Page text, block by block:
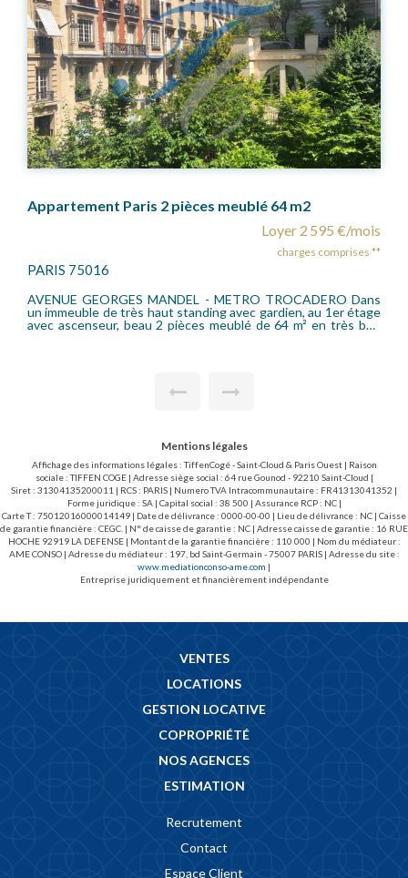
Appartement Paris 2 pièces meublé 64 m2
Loyer 2 595 €/mois
charges comprises **
PARIS 75016
AVENUE GEORGES MANDEL - METRO TROCADERO Dans
un immeuble de très haut standing avec gardien, au 1er étage
avec ascenseur, beau 2 pièces meublé de 64 m² en très bon
Honoraires charges locataires loi 89 : 968,32 euros TTC dont
Mentions légales
Affichage des informations légales : TiffenCogé - Saint-Cloud & Paris Ouest | Raison
sociale : TIFFEN COGE | Adresse siège social : 64 rue Gounod - 92210 Saint-Cloud |
Siret : 31304135200011 | RCS : PARIS | Numero TVA Intracommunautaire : FR41313041352 |
Forme juridique : SA | Capital social : 38 500 | Assurance RCP : NC |
Carte T : 75012016000014149 | Date de délivrance : 0000-00-00 | Lieu de délivrance : NC | Caisse
de garantie financière : CEGC. | N° de caisse de garantie : NC | Adresse caisse de garantie : 16 RUE
HOCHE 92919 LA DEFENSE | Montant de la garantie financière : 110 000 | Nom du médiateur :
AME CONSO | Adresse du médiateur : 197, bd Saint-Germain - 75007 PARIS | Adresse du site :
www.mediationconso-ame.com |
Entreprise juridiquement et financièrement indépendante
VENTES
LOCATIONS
GESTION LOCATIVE
COPROPRIÉTÉ
NOS AGENCES
ESTIMATION
Recrutement
Contact
Espace Client